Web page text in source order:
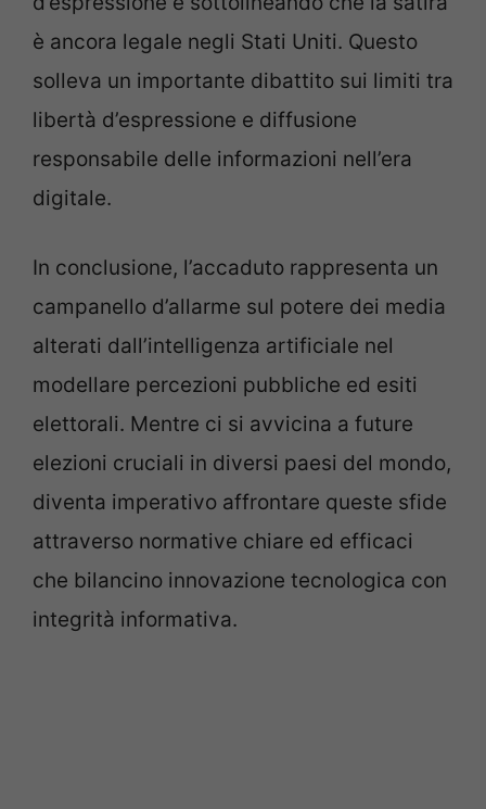
è ancora legale negli Stati Uniti. Questo
solleva un importante dibattito sui limiti tra
libertà d’espressione e diffusione
responsabile delle informazioni nell’era
digitale.
In conclusione, l’accaduto rappresenta un
campanello d’allarme sul potere dei media
alterati dall’intelligenza artificiale nel
modellare percezioni pubbliche ed esiti
elettorali. Mentre ci si avvicina a future
elezioni cruciali in diversi paesi del mondo,
diventa imperativo affrontare queste sfide
attraverso normative chiare ed efficaci
che bilancino innovazione tecnologica con
integrità informativa.